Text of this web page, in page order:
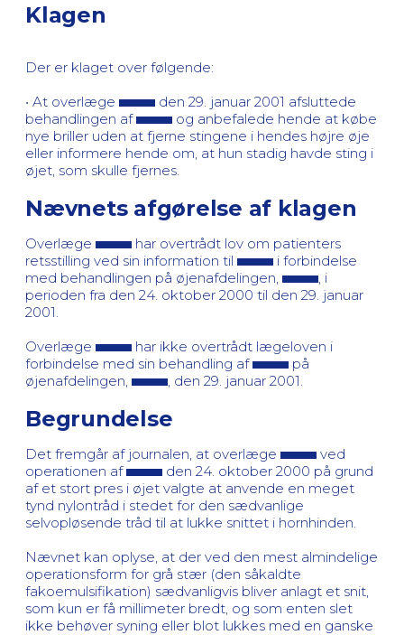
Klagen
Der er klaget over følgende:
• At overlæge
den 29. januar 2001 afsluttede
behandlingen af
og anbefalede hende at købe
nye briller uden at fjerne stingene i hendes højre øje
eller informere hende om, at hun stadig havde sting i
øjet, som skulle fjernes.
Nævnets afgørelse af klagen
Overlæge
har overtrådt lov om patienters
retsstilling ved sin information til
i forbindelse
med behandlingen på øjenafdelingen,
, i
perioden fra den 24. oktober 2000 til den 29. januar
2001.
Overlæge
har ikke overtrådt lægeloven i
forbindelse med sin behandling af
på
øjenafdelingen,
, den 29. januar 2001.
Begrundelse
Det fremgår af journalen, at overlæge
ved
operationen af
den 24. oktober 2000 på grund
af et stort pres i øjet valgte at anvende en meget
tynd nylontråd i stedet for den sædvanlige
selvopløsende tråd til at lukke snittet i hornhinden.
Nævnet kan oplyse, at der ved den mest almindelige
operationsform for grå stær (den såkaldte
fakoemulsifikation) sædvanligvis bliver anlagt et snit,
som kun er få millimeter bredt, og som enten slet
ikke behøver syning eller blot lukkes med en ganske